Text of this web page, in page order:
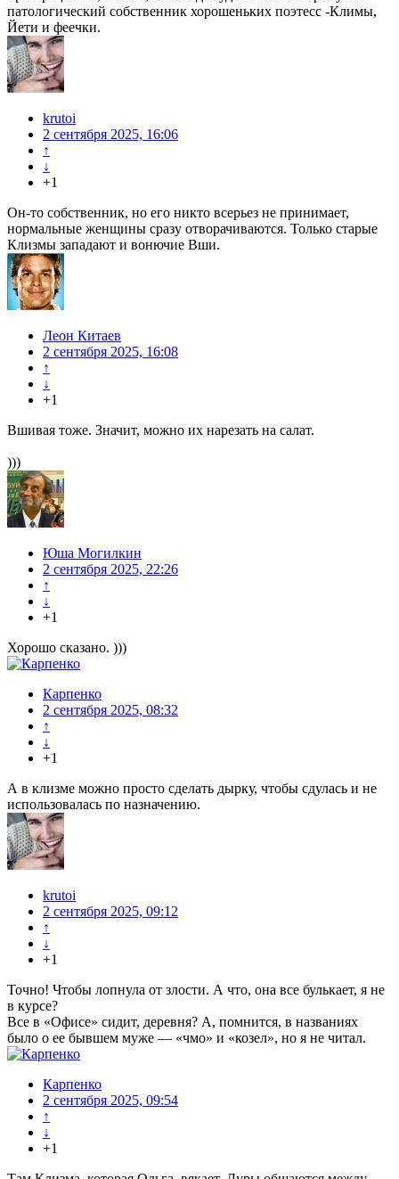
патологический собственник хорошеньких поэтесс -Климы,
Йети и феечки.
krutoi
2 сентября 2025, 16:06
↑
↓
+1
Он-то собственник, но его никто всерьез не принимает,
нормальные женщины сразу отворачиваются. Только старые
Клизмы западают и вонючие Вши.
Леон Китаев
2 сентября 2025, 16:08
↑
↓
+1
Вшивая тоже. Значит, можно их нарезать на салат.
)))
Юша Могилкин
2 сентября 2025, 22:26
↑
↓
+1
Хорошо сказано. )))
Карпенко
2 сентября 2025, 08:32
↑
↓
+1
А в клизме можно просто сделать дырку, чтобы сдулась и не
использовалась по назначению.
krutoi
2 сентября 2025, 09:12
↑
↓
+1
Точно! Чтобы лопнула от злости. А что, она все булькает, я не
в курсе?
Все в «Офисе» сидит, деревня? А, помнится, в названиях
было о ее бывшем муже — «чмо» и «козел», но я не читал.
Карпенко
2 сентября 2025, 09:54
↑
↓
+1